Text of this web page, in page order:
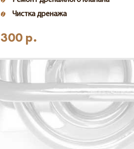
Чистка дренажа
300 р.